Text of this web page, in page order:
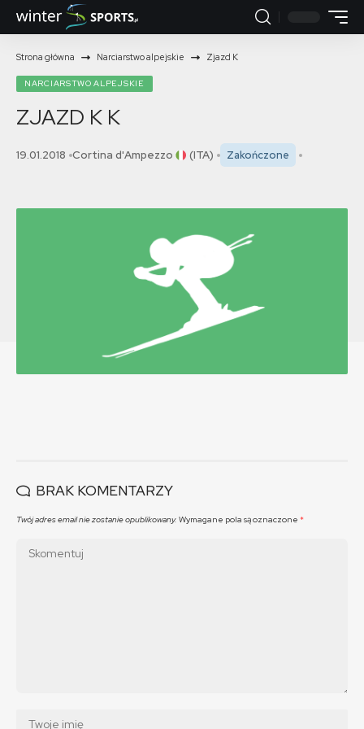
Strona główna Narciarstwo alpejskie Zjazd K
NARCIARSTWO ALPEJSKIE
ZJAZD K K
19.01.2018 Cortina d'Ampezzo (ITA) Zakończone
BRAK KOMENTARZY
Twój adres email nie zostanie opublikowany. Wymagane pola są oznaczone *